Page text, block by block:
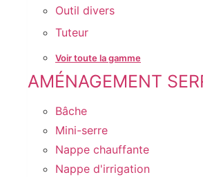
Outil divers
Tuteur
Voir toute la gamme
AMÉNAGEMENT
Bâche
Mini-serre
Nappe chauffante
Nappe d'irrigation